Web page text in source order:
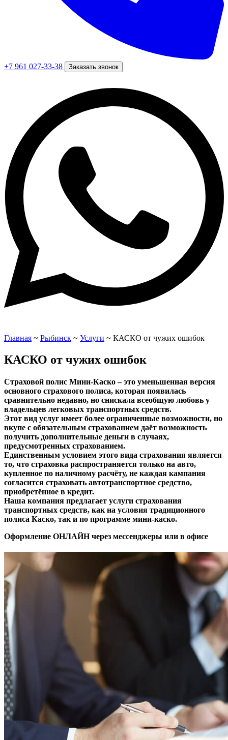
+7 961 027-33-38 Заказать звонок
Главная ~ Рыбинск ~ Услуги ~ КАСКО от чужих ошибок
КАСКО от чужих ошибок
Страховой полис Мини-Каско– это уменьшенная версия
основного страхового полиса, которая появилась
сравнительно недавно, но снискала всеобщую любовь у
владельцев легковых транспортных средств.
Этот вид услуг имеет более ограниченные возможности, но
вкупе с обязательным страхованием даёт возможность
получить дополнительные деньги в случаях,
предусмотренных страхованием.
Единственным условием этого вида страхования является
то, что страховка распространяется только на авто,
купленное по наличному расчёту, не каждая кампания
согласится страховать автотранспортное средство,
приобретённое в кредит.
Наша компания предлагает услуги страхования
транспортных средств, как на условия традиционного
полиса Каско, так и по программе мини-каско.
Оформление ОНЛАЙН через мессенджеры или в офисе